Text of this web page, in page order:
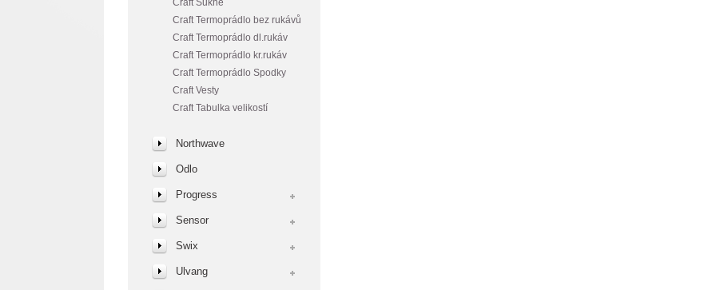
Craft Sukně
Craft Termoprádlo bez rukávů
Craft Termoprádlo dl.rukáv
Craft Termoprádlo kr.rukáv
Craft Termoprádlo Spodky
Craft Vesty
Craft Tabulka velikostí
Northwave
Odlo
Progress
Sensor
Swix
Ulvang